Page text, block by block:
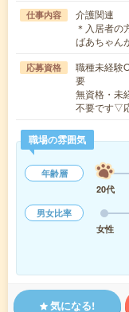
仕事内容
介護関連
＊入居者の
ばあちゃん
応募資格
職種未経験
要
無資格・未
不要です▽
職場の雰囲気
年齢層
20代
男女比率
女性
気になる!